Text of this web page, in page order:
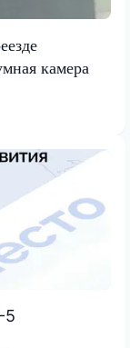
камера
5